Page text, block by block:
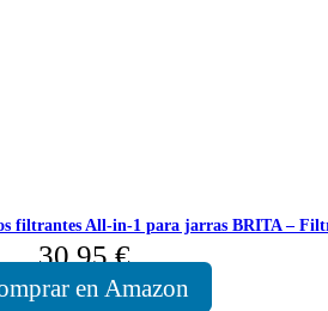
filtrantes All-in-1 para jarras BRITA –
30,95€
en Amazon